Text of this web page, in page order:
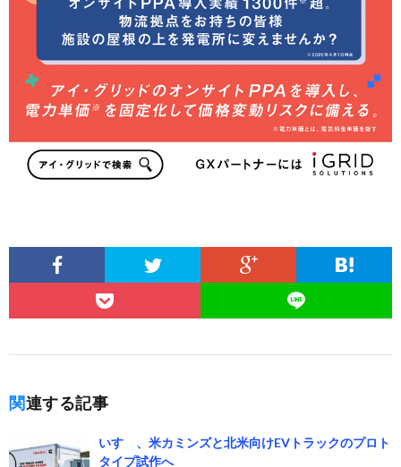
関連する記事
いすゞ、米カミンズと北米向けEVトラックのプロト
タイプ試作へ